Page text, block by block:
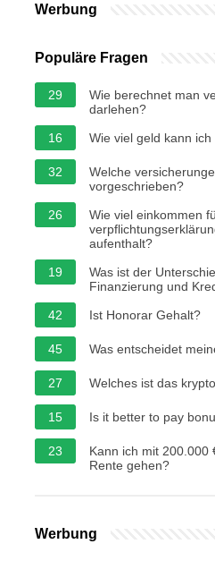
Werbung
Populäre Fragen
29
Wie berechnet man
darlehen?
16
Wie viel geld kann
32
Welche
vorgeschrieben?
26
Wie viel einkommen
aufenthalt?
19
Was ist der
Finanzierung und
42
Ist Honorar Gehalt?
45 Was entscheidet
27 Welches ist das
15 Is it better to pay
23
Kann ich mit 200.000
Rente gehen?
Werbung